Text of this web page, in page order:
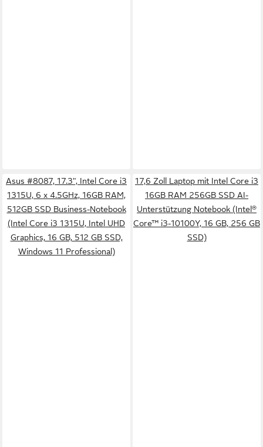
Asus #8087, 17.3", Intel Core i3
1315U, 6 x 4.5GHz, 16GB RAM,
512GB SSD Business-Notebook
(Intel Core i3 1315U, Intel UHD
Graphics, 16 GB, 512 GB SSD,
Windows 11 Professional)
17,6 Zoll Laptop mit Intel Core i3
16GB RAM 256GB SSD AI-
Unterstützung Notebook (Intel®
Core™ i3-10100Y, 16 GB, 256 GB
SSD)